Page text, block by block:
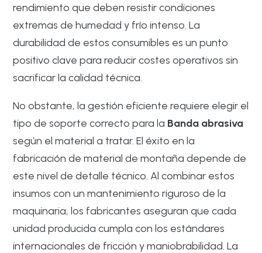
rendimiento que deben resistir condiciones
extremas de humedad y frío intenso. La
durabilidad de estos consumibles es un punto
positivo clave para reducir costes operativos sin
sacrificar la calidad técnica.
No obstante, la gestión eficiente requiere elegir el
tipo de soporte correcto para la Banda abrasiva
según el material a tratar. El éxito en la
fabricación de material de montaña depende de
este nivel de detalle técnico. Al combinar estos
insumos con un mantenimiento riguroso de la
maquinaria, los fabricantes aseguran que cada
unidad producida cumpla con los estándares
internacionales de fricción y maniobrabilidad. La